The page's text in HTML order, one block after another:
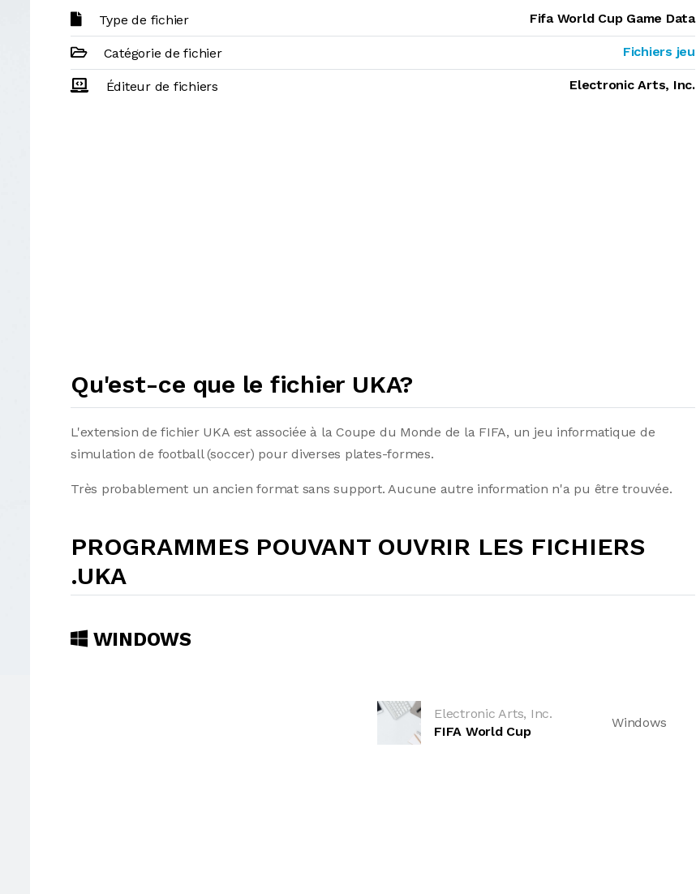
Type de fichier Fifa World Cup Game Data
Catégorie de fichier Fichiers jeu
Éditeur de fichiers Electronic Arts, Inc.
Qu'est-ce que le fichier UKA?
L'extension de fichier UKA est associée à la Coupe du Monde de la FIFA, un jeu informatique de
simulation de football (soccer) pour diverses plates-formes.
Très probablement un ancien format sans support. Aucune autre information n'a pu être trouvée.
PROGRAMMES POUVANT OUVRIR LES FICHIERS
.UKA
WINDOWS
Electronic Arts, Inc.
FIFA World Cup
Windows